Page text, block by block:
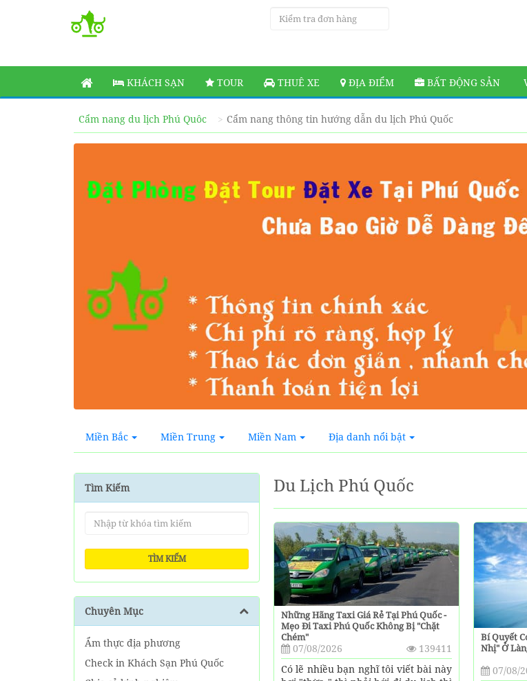
KHÁCH SẠN TOUR THUÊ XE ĐỊA ĐIỂM BẤT ĐỘNG SẢN
Cẩm nang du lịch Phú Quôc Cẩm nang thông tin hướng dẫn du lịch Phú Quốc
Miền Bắc Miền Trung Miền Nam Địa danh nổi bật
Tìm Kiếm
TÌM KIẾM
Chuyên Mục
Ẩm thực địa phương
Check in Khách Sạn Phú Quốc
Du Lịch Phú Quốc
Những Hãng Taxi Giá Rẻ Tại Phú Quốc -
Mẹo Đi Taxi Phú Quốc Không Bị "chặt
Chém"
07/08/2026
139411
Có lẽ nhiều bạn nghĩ tôi viết bài này
Bí Quyết
Nhị" Ở
07/08/